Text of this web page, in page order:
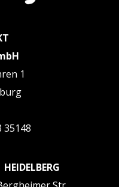
1
35148
HEIDELBERG